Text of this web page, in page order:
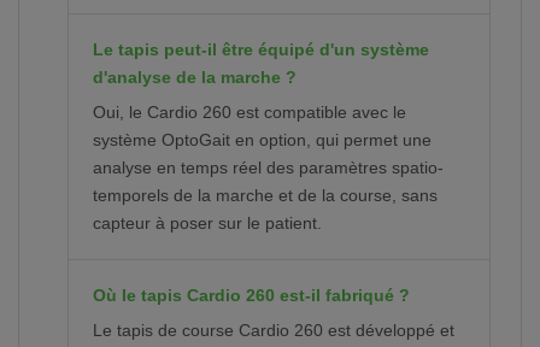
Le tapis peut-il être équipé d'un système
d'analyse de la marche ?
Oui, le Cardio 260 est compatible avec le
système OptoGait en option, qui permet une
analyse en temps réel des paramètres spatio-
temporels de la marche et de la course, sans
capteur à poser sur le patient.
Où le tapis Cardio 260 est-il fabriqué ?
Le tapis de course Cardio 260 est développé et